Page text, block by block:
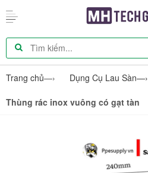
Trang chủ—› Dụng Cụ Lau Sàn—›
Thùng rác inox vuông có gạt tàn